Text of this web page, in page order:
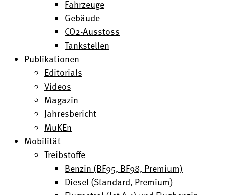
Fahrzeuge
Gebäude
CO2-Ausstoss
Tankstellen
Publikationen
Editorials
Videos
Magazin
Jahresbericht
MuKEn
Mobilität
Treibstoffe
Benzin (BF95, BF98, Premium)
Diesel (Standard, Premium)